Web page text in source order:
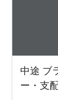
中途 ブ
ー・支